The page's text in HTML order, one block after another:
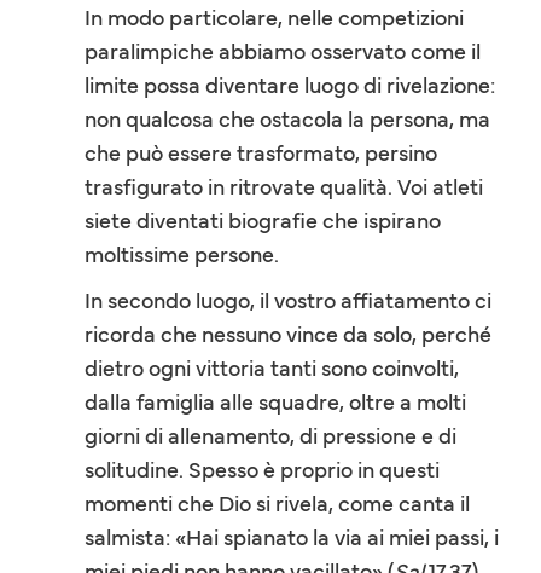
In modo particolare, nelle competizioni
paralimpiche abbiamo osservato come il
limite possa diventare luogo di rivelazione:
non qualcosa che ostacola la persona, ma
che può essere trasformato, persino
trasfigurato in ritrovate qualità. Voi atleti
siete diventati biografie che ispirano
moltissime persone.
In secondo luogo, il vostro affiatamento ci
ricorda che nessuno vince da solo, perché
dietro ogni vittoria tanti sono coinvolti,
dalla famiglia alle squadre, oltre a molti
giorni di allenamento, di pressione e di
solitudine. Spesso è proprio in questi
momenti che Dio si rivela, come canta il
salmista: «Hai spianato la via ai miei passi, i